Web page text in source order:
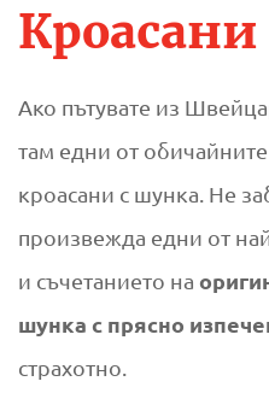
Ако пътувате из
там едни от
кроасани с шунка. Не
произвежда едни от
и съчетанието на
шунка с прясно
страхотно.